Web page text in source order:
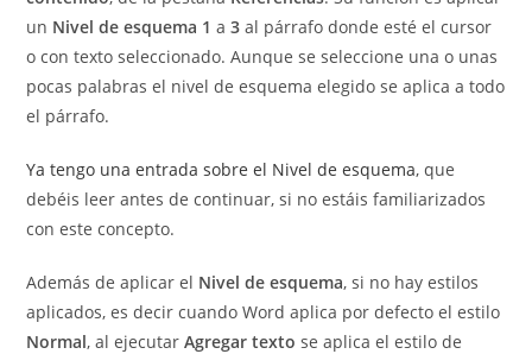
un Nivel de esquema 1 a3 al párrafo donde esté el cursor
o con texto seleccionado. Aunque se seleccione una o unas
pocas palabras el nivel de esquema elegido se aplica a todo
el párrafo.
Ya tengo una entrada sobre el Nivel de esquema, que
debéis leer antes de continuar, si no estáis familiarizados
con este concepto.
Además de aplicar el Nivel de esquema, si no hay estilos
aplicados, es decir cuando Word aplica por defecto el estilo
Normal, al ejecutarAgregar texto se aplica el estilo de